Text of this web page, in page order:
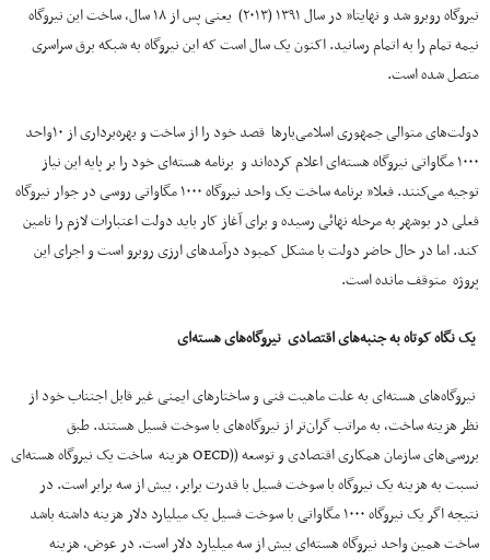
نیروگاه روبرو شد و نهایتا” در سال ۱۳۹۱ (۲۰۱۳) یعنی پس از ۱۸ سال، ساخت این نیروگاه
نیمه تمام را به اتمام رسانید. اکنون یک سال است که این نیروگاه به شبکه برق سراسری
متصل شده است.
دولت‌های متوالی جمهوری اسلامی‌بارها قصد خود را از ساخت و بهره‌برداری از ۱۰واحد
۱۰۰۰ مگاواتی نیروگاه هسته‌ای اعلام کرده‌اند و برنامه هسته‌ای خود را بر پایه این نیاز
توجیه می‌کنند. فعلا” برنامه ساخت یک واحد نیروگاه ۱۰۰۰ مگاواتی روسی در جوار نیروگاه
فعلی در بوشهر به مرحله نهائی رسیده و برای آغاز کار باید دولت اعتبارات لازم را تامین
کند. اما در حال حاضر دولت با مشکل کمبود درآمدهای ارزی روبرو است و اجرای این
پروژه متوقف مانده است.
یک نگاه کوتاه به جنبه‌های اقتصادی نیروگاه‌های هسته‌ای
نیروگاه‌های هسته‌ای به علت ماهیت فنی و ساختارهای ایمنی غیر قابل اجتناب خود از
نظر هزینه ساخت، به مراتب گران‌تر از نیروگاه‌های با سوخت فسیل هستند. طبق
بررسی‌های سازمان همکاری اقتصادی و توسعه ((OECD هزینه ساخت یک نیروگاه هسته‌ای
نسبت به هزینه یک نیروگاه با سوخت فسیل با قدرت برابر، بیش از سه برابر است. در
نتیجه اگر یک نیروگاه ۱۰۰۰ مگاواتی با سوخت فسیل یک میلیارد دلار هزینه داشته باشد
ساخت همین واحد نیروگاه هسته‌ای بیش از سه میلیارد دلار است. در عوض، هزینه